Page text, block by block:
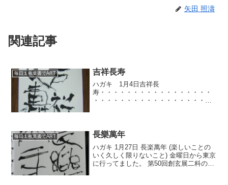
矢田 照濤
関連記事
毎日１枚葉書でART 吉祥長寿
ハガキ 1月4日吉祥長
寿・・・・・・・・・・・・・・・・・
・・・・・・・・・・・・・・・・・・
けません。摩崖風で書いてみました
が・・...
毎日１枚葉書でART 長樂萬年
ハガキ 1月27日 長楽萬年 (楽しいことの
いく久しく限りないこと) 金曜日から東京
に行ってました。 第50回創玄展二科の審